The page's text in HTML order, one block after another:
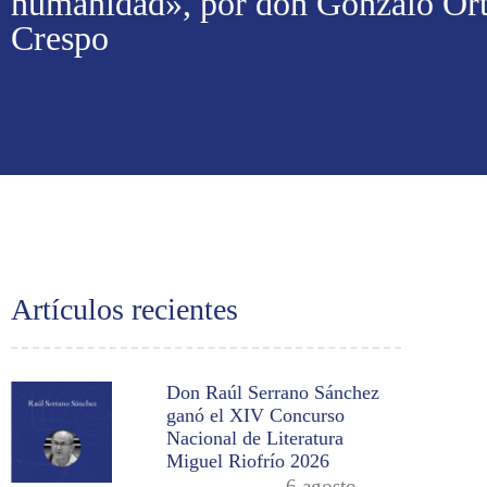
Crespo
Artículos recientes
Don Raúl Serrano Sánchez
ganó el XIV Concurso
Nacional de Literatura
Miguel Riofrío 2026